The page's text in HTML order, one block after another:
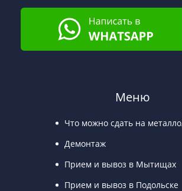
Меню
Что можно сдать на
Демонтаж
Прием и вывоз в Мытищах
Прием и вывоз в Подольске